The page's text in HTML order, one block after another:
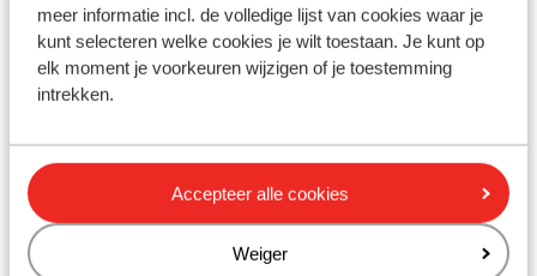
meer informatie incl. de volledige lijst van cookies waar je
kunt selecteren welke cookies je wilt toestaan. Je kunt op
elk moment je voorkeuren wijzigen of je toestemming
intrekken.
Accepteer alle cookies
Weiger
Fantastisch
AQUA Hotel The Breeze - adults
Santa Susanna